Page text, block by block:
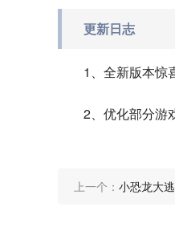
更新日志
1、全新版本惊
2、优化部分游
上一个： 小恐龙大